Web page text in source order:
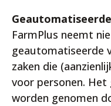
FarmPlus neemt
geautomatiseerde
zaken die
voor personen.
worden genomen